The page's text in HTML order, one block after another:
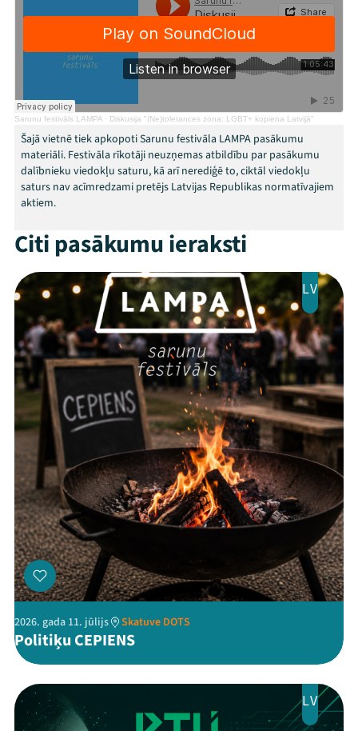
Programma
Arhīvs
Viņi bija LAMPĀ 2026
Jaunumi
Ziedo
ThreadsFacebookYoutube
X Instagram
Flick TikTok
Sarunu festivāls LAMPA · Diskusija "(Ne)tolerances zona: LGBT+ kopiena Latvijā"
Šajā vietnē tiek apkopoti Sarunu festivāla LAMPA pasākumu
materiāli. Festivāla rīkotāji neuzņemas atbildību par pasākumu
dalībnieku viedokļu saturu, kā arī nerediģē to, ciktāl viedokļu
saturs nav acīmredzami pretējs Latvijas Republikas normatīvajiem
aktiem.
Citi pasākumu ieraksti
LV
2026. gada 11. jūlijs Skatuve DOTS
Politiķu CEPIENS
LV